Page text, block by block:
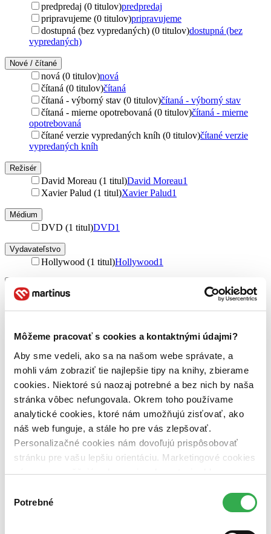
Môžeme pracovať s cookies a kontaktnými údajmi?
Aby sme vedeli, ako sa na našom webe správate, a
mohli vám zobraziť tie najlepšie tipy na knihy, zbierame
cookies. Niektoré sú naozaj potrebné a bez nich by naša
stránka vôbec nefungovala. Okrem toho používame
analytické cookies, ktoré nám umožňujú zisťovať, ako
náš web funguje, a stále ho pre vás zlepšovať.
Personalizačné cookies nám dovoľujú prispôsobovať
stránku pre vašu lepšiu orientáciu. Marketingové cookies
nám zas umožňujú zobrazenie relevantnej reklamy.
nám pomohlo, keby sme mohli používať všetky tieto
súhlasu
Potrebné
predpredaj (0 titulov)predpredaj
pripravujeme (0 titulov)pripravujeme
dostupná (bez vypredaných) (0 titulov)dostupná (bez
vypredaných)
Nové / čítané
nová (0 titulov)nová
čítaná (0 titulov)čítaná
čítaná - výborný stav (0 titulov)čítaná - výborný stav
čítaná - mierne opotrebovaná (0 titulov)čítaná - mierne
opotrebovaná
čítané verzie vypredaných kníh (0 titulov)čítané verzie
vypredaných kníh
Režisér
David Moreau (1 titul)David Moreau1
Xavier Palud (1 titul)Xavier Palud1
Médium
DVD (1 titul)DVD1
Vydavateľstvo
Hollywood (1 titul)Hollywood1
DVD obal (1 titul)
Zoradiť
Bestsellery
Top hodnotené
Novinky
Najdrahšie
Najlacnejšie
Najvyššia zľava
Zrušiť filtre
Účinkuje Danny Mora